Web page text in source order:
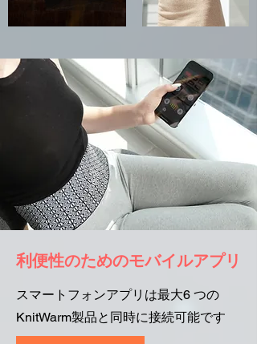
利便性のためのモバイルアプリ
スマートフォンアプリは最大6 つの
KnitWarm製品と同時に接続可能です